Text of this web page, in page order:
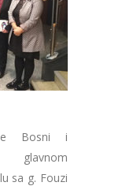
Bosni i
sa g. Fouzi